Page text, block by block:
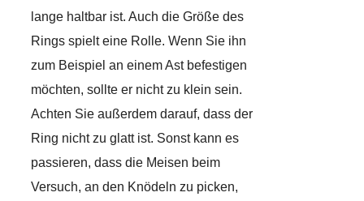
lange haltbar ist. Auch die Größe des
Rings spielt eine Rolle. Wenn Sie ihn
zum Beispiel an einem Ast befestigen
möchten, sollte er nicht zu klein sein.
Achten Sie außerdem darauf, dass der
Ring nicht zu glatt ist. Sonst kann es
passieren, dass die Meisen beim
Versuch, an den Knödeln zu picken,